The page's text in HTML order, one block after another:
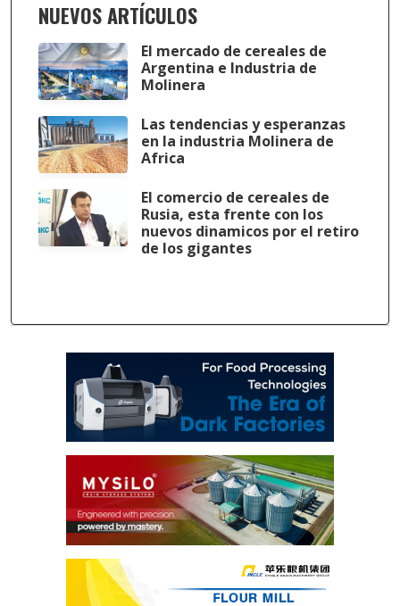
NUEVOS ARTÍCULOS
El mercado de cereales de
Argentina e Industria de
Molinera
Las tendencias y esperanzas
en la industria Molinera de
Africa
El comercio de cereales de
Rusia, esta frente con los
nuevos dinamicos por el retiro
de los gigantes